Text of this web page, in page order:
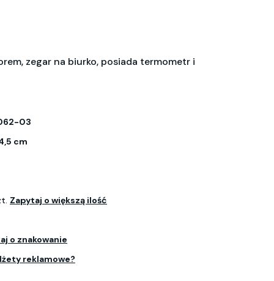
zegar na biurko, posiada termometr i
03
cm
Zapytaj o większą ilość
o znakowanie
reklamowe?